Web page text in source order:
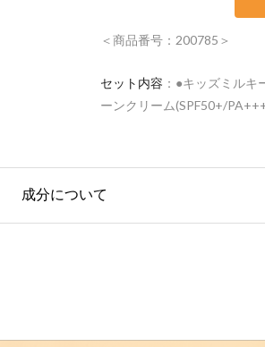
＜商品番号：200785＞
セット内容
●キッズミルキ
ーンクリーム(SPF50+/
成分について